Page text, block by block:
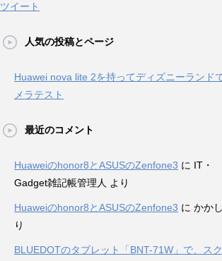
ツイート
人気の投稿とページ
Huawei nova lite 2を持ってディズニーランド
メラテスト
最近のコメント
Huaweiのhonor8とASUSのZenfone3 に IT・
Gadget雑記帳管理人 より
Huaweiのhonor8とASUSのZenfone3 に かかし
り
BLUEDOTのタブレット「BNT-71W」で、ス